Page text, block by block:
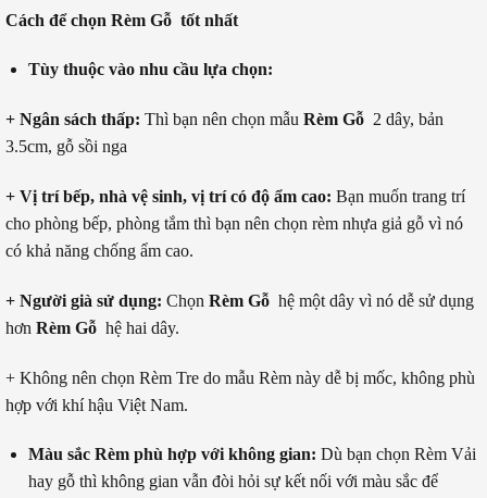
Cách để chọn Rèm Gỗ tốt nhất
Tùy thuộc vào nhu cầu lựa chọn:
+ Ngân sách thấp: Thì bạn nên chọn mẫu Rèm Gỗ 2 dây, bản
3.5cm, gỗ sồi nga
+ Vị trí bếp, nhà vệ sinh, vị trí có độ ẩm cao: Bạn muốn trang trí
cho phòng bếp, phòng tắm thì bạn nên chọn rèm nhựa giả gỗ vì nó
có khả năng chống ẩm cao.
+ Người già sử dụng: Chọn Rèm Gỗ hệ một dây vì nó dễ sử dụng
hơn Rèm Gỗ hệ hai dây.
+ Không nên chọn Rèm Tre do mẫu Rèm này dễ bị mốc, không phù
hợp với khí hậu Việt Nam.
Màu sắc Rèm phù hợp với không gian: Dù bạn chọn Rèm Vải
hay gỗ thì không gian vẫn đòi hỏi sự kết nối với màu sắc để